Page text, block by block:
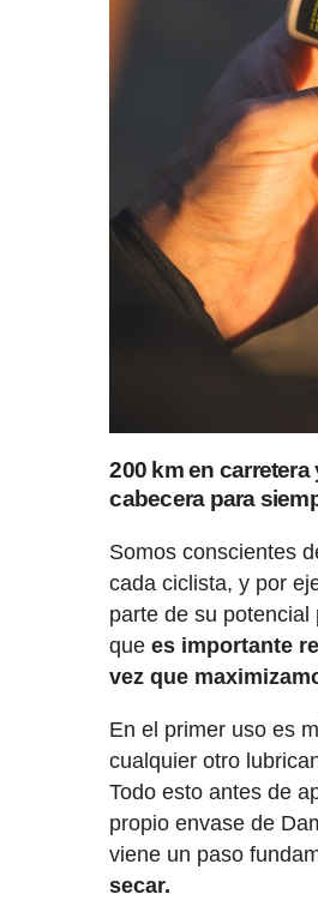
200 km en
cabecera para
Somos conscientes
cada ciclista, y por
parte de su
quees importante
vez que
En el primer uso es
cualquier otro
Todo esto antes de
propio envase de
viene un paso
secar.